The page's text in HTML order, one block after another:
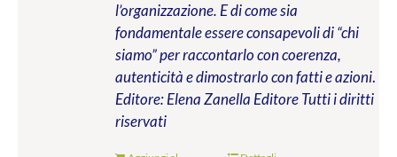
l’organizzazione. E di come sia
fondamentale essere consapevoli di “chi
siamo” per raccontarlo con coerenza,
autenticità e dimostrarlo con fatti e azioni.
Editore: Elena Zanella EditoreTutti i diritti
riservati